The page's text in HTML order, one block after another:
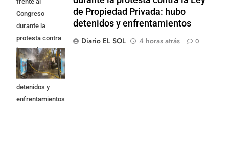
Congreso
durante la
protesta contra
la Ley de
Propiedad
Privada: hubo
detenidos y
enfrentamientos
de Propiedad Privada: hubo
detenidos y enfrentamientos
Diario EL SOL
4 horas atrás 0